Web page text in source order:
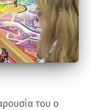
του ο